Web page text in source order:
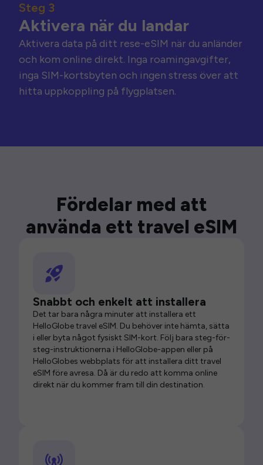
Steg 3
Aktivera när du landar
Aktivera data på ditt rese-eSIM när du anländer
och kom online direkt. Inga roamingavgifter,
inga SIM-kortsbyten och ingen stress över att
hitta uppkoppling på flygplatsen.
Fördelar med att
använda ett travel eSIM
Snabbt och enkelt att installera
Det tar bara några minuter att installera ett
HelloGlobe travel eSIM. Du behöver inte hämta, sätta
i eller byta något fysiskt SIM-kort. Följ bara steg-för-
steg-instruktionerna i HelloGlobe-appen eller på
HelloGlobes webbplats för att installera ditt travel
eSIM före avresa. Då är du redo att komma online
direkt när du kommer fram till din destination.